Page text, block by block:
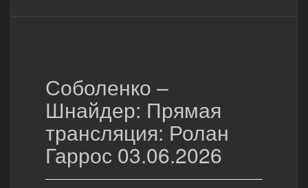
Соболенко –
Шнайдер: Прямая
трансляция: Ролан
Гаррос 03.06.2026